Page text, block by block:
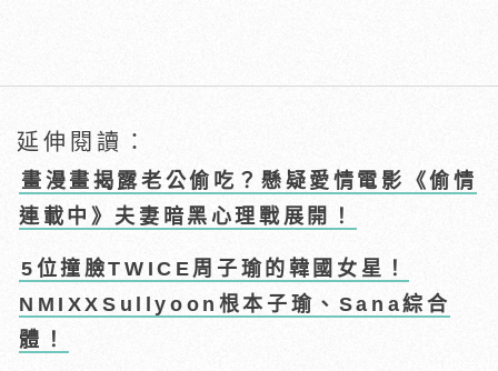
延伸閱讀：
畫漫畫揭露老公偷吃？懸疑愛情電影《偷情
連載中》夫妻暗黑心理戰展開！
5位撞臉TWICE周子瑜的韓國女星！
NMIXXSullyoon根本子瑜、Sana綜合
體！